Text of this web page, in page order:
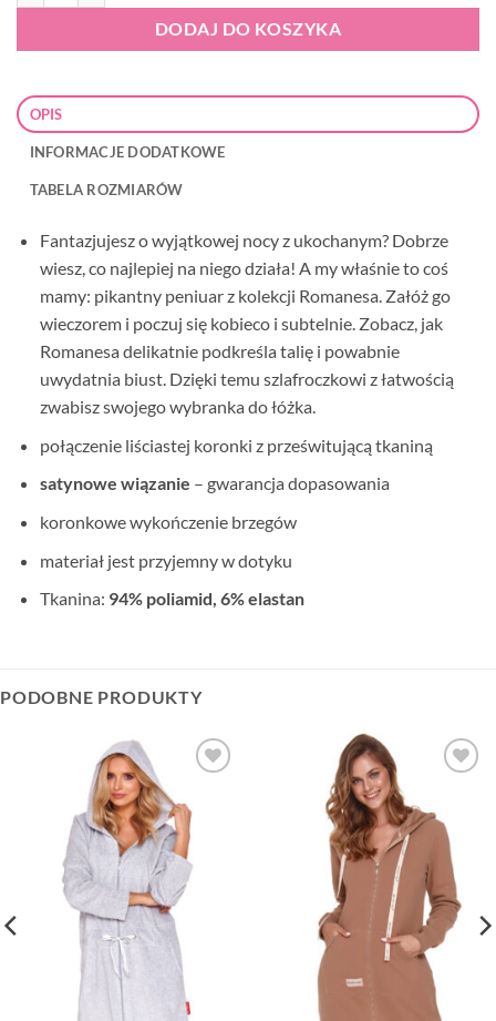
DODAJ DO KOSZYKA
OPIS
INFORMACJE DODATKOWE
TABELA ROZMIARÓW
Fantazjujesz o wyjątkowej nocy z ukochanym? Dobrze
wiesz, co najlepiej na niego działa! A my właśnie to coś
mamy: pikantny peniuar z kolekcji Romanesa. Załóż go
wieczorem i poczuj się kobieco i subtelnie. Zobacz, jak
Romanesa delikatnie podkreśla talię i powabnie
uwydatnia biust. Dzięki temu szlafroczkowi z łatwością
zwabisz swojego wybranka do łóżka.
połączenie liściastej koronki z prześwitującą tkaniną
satynowe wiązanie – gwarancja dopasowania
koronkowe wykończenie brzegów
materiał jest przyjemny w dotyku
Tkanina: 94% poliamid, 6% elastan
PODOBNE PRODUKTY